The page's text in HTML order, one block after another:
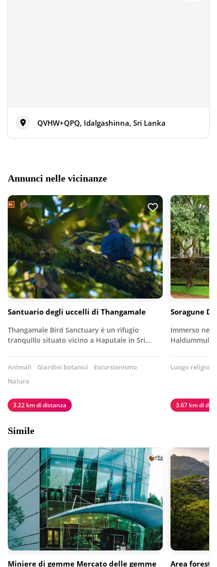
QVHW+QPQ, Idalgashinna, Sri Lanka
Annunci nelle vicinanze
Santuario degli uccelli di Thangamale
Thangamale Bird Sanctuary è un rifugio
tranquillo situato vicino a Haputale in Sri…
Animali Giardini botanici
Escursionismo
Natura
3.22 km di distanza
Soragune
Immerso nel
Luogo religioso
3.67 km di
Simile
Miniere di gemme Mercato delle gemme Area